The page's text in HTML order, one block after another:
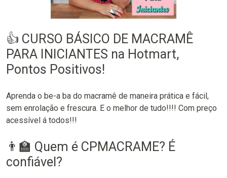
👍 CURSO BÁSICO DE MACRAMÊ
PARA INICIANTES na Hotmart,
Pontos Positivos!
Aprenda o be-a ba do macramê de maneira prática e fácil,
sem enrolação e frescura. E o melhor de tudo!!!! Com preço
acessível á todos!!!
👨‍🏫 Quem é CPMACRAME? É
confiável?